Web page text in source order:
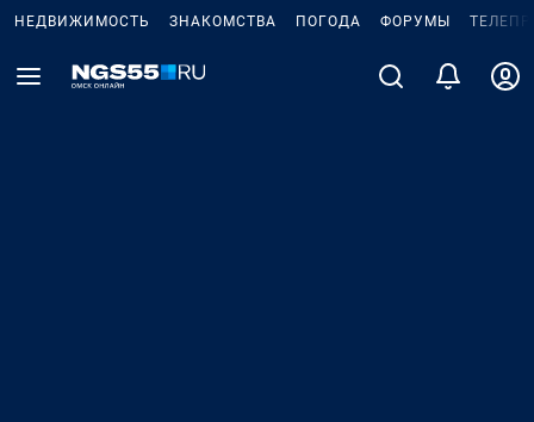
НЕДВИЖИМОСТЬ ЗНАКОМСТВА ПОГОДА ФОРУМЫ